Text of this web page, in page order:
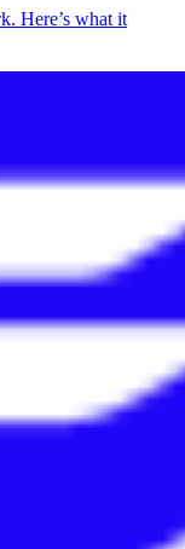
Here’s what it